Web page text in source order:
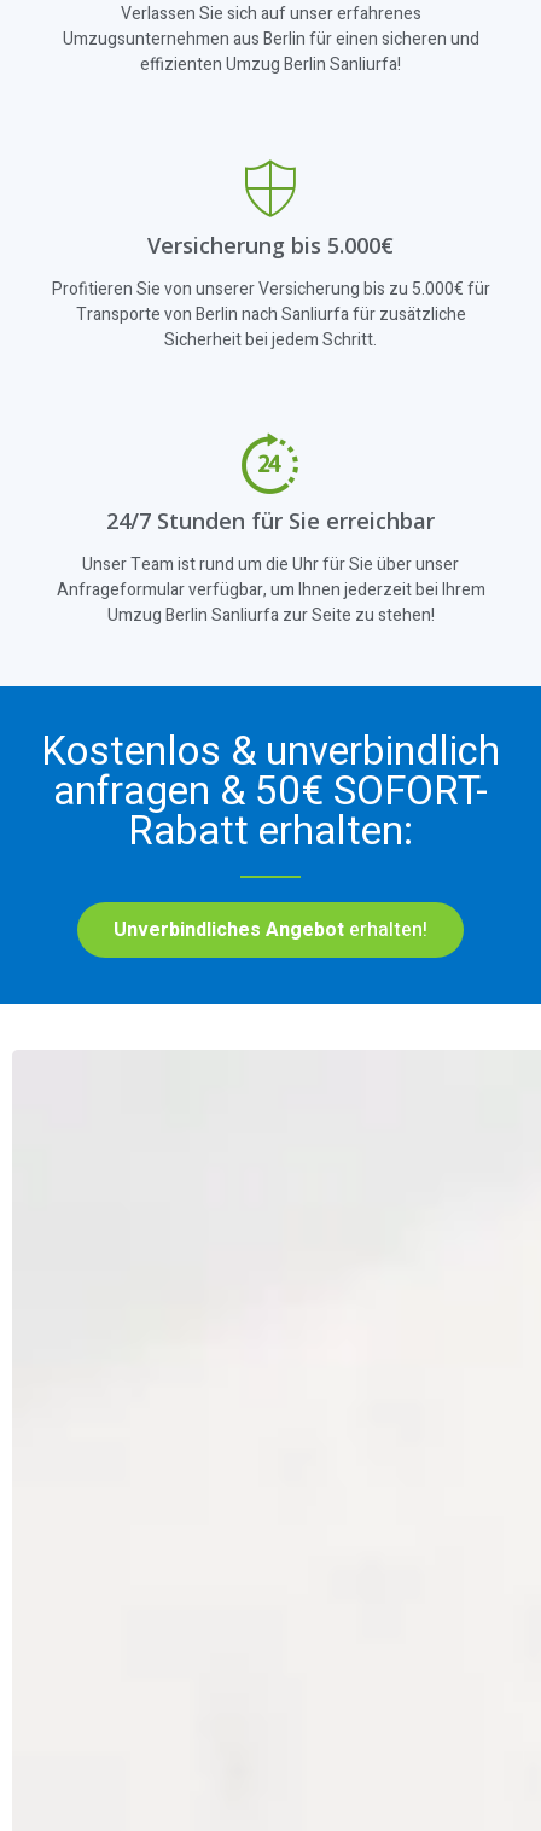
Verlassen Sie sich auf unser erfahrenes
Umzugsunternehmen aus Berlin für einen sicheren und
effizienten Umzug Berlin Sanliurfa!
Versicherung bis 5.000€
Profitieren Sie von unserer Versicherung bis zu 5.000€ für
Transporte von Berlin nach Sanliurfa für zusätzliche
Sicherheit bei jedem Schritt.
24/7 Stunden für Sie erreichbar
Unser Team ist rund um die Uhr für Sie über unser
Anfrageformular verfügbar, um Ihnen jederzeit bei Ihrem
Umzug Berlin Sanliurfa zur Seite zu stehen!
Kostenlos & unverbindlich
anfragen & 50€ SOFORT-
Rabatt erhalten:
Unverbindliches Angebot erhalten!